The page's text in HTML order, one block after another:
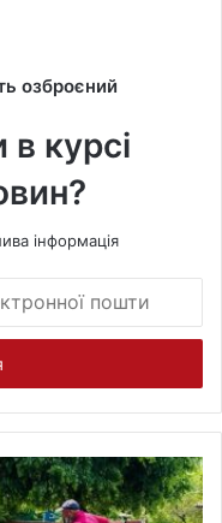
озброєний
курсі
інформація